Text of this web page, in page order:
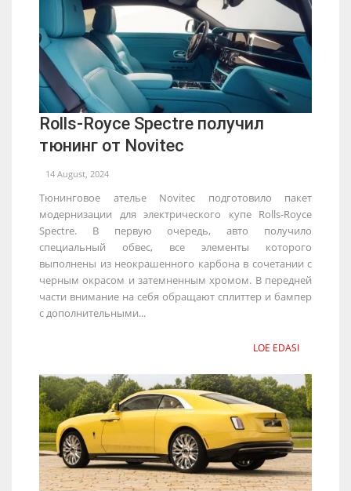
Rolls-Royce Spectre получил
тюнинг от Novitec
14 August, 2024
Тюнинговое ателье Novitec подготовило пакет
модернизации для электрического купе Rolls-Royce
Spectre. В первую очередь, авто получило
специальный обвес, все элементы которого
выполнены из неокрашенного карбона в сочетании с
черным окрасом и затемненным хромом. В передней
части внимание на себя обращают сплиттер и бампер
с дополнительными...
LOE EDASI